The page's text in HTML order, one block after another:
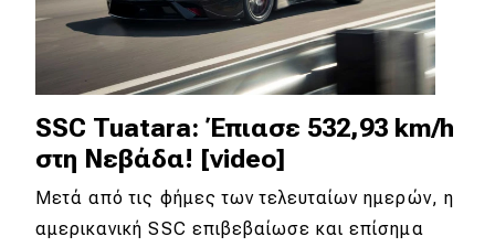
SSC Tuatara: Έπιασε 532,93 km/h
στη Νεβάδα! [video]
Μετά από τις φήμες των τελευταίων ημερών, η
αμερικανική SSC επιβεβαίωσε και επίσημα